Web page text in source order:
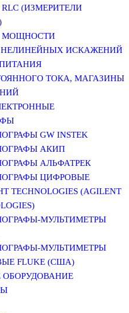
(ИЗМЕРИТЕЛИ
МОЩНОСТИ
НЕЛИНЕЙНЫХ ИСКАЖЕНИЙ
ТОКА, МАГАЗИНЫ
GW INSTEK
АКИП
АЛЬФАТРЕК
ЦИФРОВЫЕ
TECHNOLOGIES (AGILENT
МУЛЬТИМЕТРЫ
МУЛЬТИМЕТРЫ
FLUKE (США)
ОБОРУДОВАНИЕ